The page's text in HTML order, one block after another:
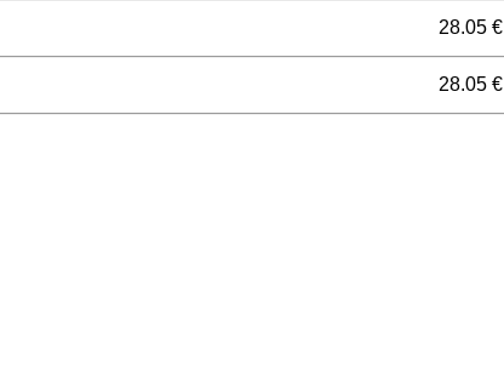
28.05 €
28.05 €